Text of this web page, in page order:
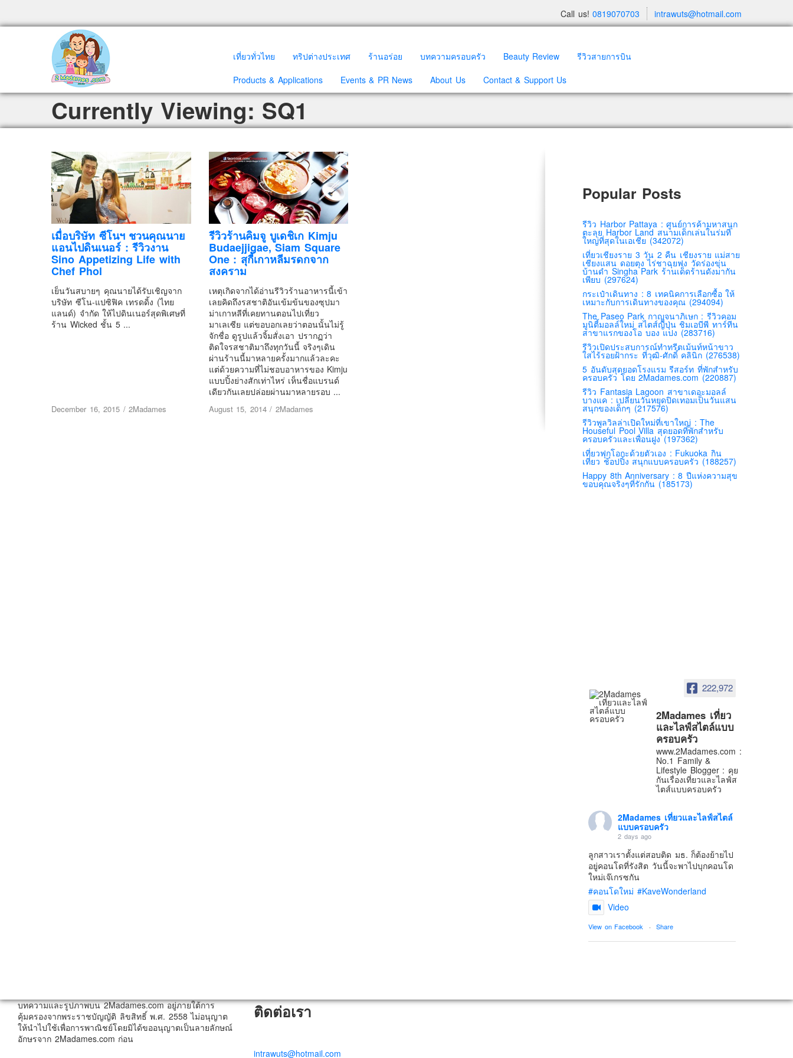
intrawuts@hotmail.com
Call us! 0819070703
เที่ยวทั่วไทย ทริปต่างประเทศ ร้านอร่อย บทความครอบครัว Beauty Review
รีวิวสายการบิน
Products & Applications
Events & PR News About Us Contact & Support Us
Currently Viewing: SQ1
เมื่อบริษัท ซีโนฯ ชวนคุณนาย
แอนไปดินเนอร์ : รีวิวงาน
Sino Appetizing Life with
Chef Phol
เย็นวันสบายๆ คุณนายได้รับเชิญจาก
บริษัท ซีโน-แปซิฟิค เทรดดิ้ง (ไทย
แลนด์) จำกัด ให้ไปดินเนอร์สุดพิเศษที่
ร้าน Wicked ชั้น 5 ...
December 16, 2015 / 2Madames
รีวิวร้านคิมจู บูเดชิเก Kimju
Budaejjigae, Siam Square
One : สุกี้เกาหลีมรดกจาก
สงคราม
เหตุเกิดจากได้อ่านรีวิวร้านอาหารนี้เข้า
เลยคิดถึงรสชาติอันเข้มข้นของซุปมา
ม่าเกาหลีที่เคยทานตอนไปเที่ยว
มาเลเซีย แต่ขอบอกเลยว่าตอนนั้นไม่รู้
จักชื่อ ดูรูปแล้วจิ้มสั่งเอา ปรากฏว่า
ติดใจรสชาติมาถึงทุกวันนี้ จริงๆเดิน
ผ่านร้านนี้มาหลายครั้งมากแล้วละคะ
แต่ด้วยความที่ไม่ชอบอาหารของ Kimju
แบบปิ้งย่างสักเท่าไหร่ เห็นชื่อแบรนด์
เดียวกันเลยปล่อยผ่านมาหลายรอบ ...
August 15, 2014/ 2Madames
Popular Posts
รีวิว Harbor Pattaya : ศูนย์การค้ามหาสนุก
ตะลุย Harbor Land สนามเด็กเล่นในร่มที่
ใหญ่ที่สุดในเอเชีย (342072)
เที่ยวเชียงราย 3 วัน 2 คืน เชียงราย แม่สาย
เชียงแสน ดอยตุง ไร่ชาฉุยฟง วัดร่องขุ่น
บ้านดำ Singha Park ร้านเด็ดร้านดังมากัน
เพียบ (297624)
กระเป๋าเดินทาง : 8 เทคนิคการเลือกซื้อ ให้
เหมาะกับการเดินทางของคุณ (294094)
The Paseo Park กาญจนาภิเษก : รีวิวคอม
มูนิตี้มอลล์ใหม่ สไตส์ญี่ปุ่น ชิมเอบีพี ทาร์ทีน
สาขาแรกของโอ บอง แปง (283716)
รีวิวเปิดประสบการณ์ทำทรีตเม้นท์หน้าขาว
ใสไร้รอยฝ้ากระ ที่วุฒิ-ศักดิ์ คลินิก (276538)
5 อันดับสุดยอดโรงแรม รีสอร์ท ที่พักสำหรับ
ครอบครัว โดย 2Madames.com (220887)
รีวิว Fantasia Lagoon สาขาเดอะมอลล์
บางแค : เปลี่ยนวันหยุดปิดเทอมเป็นวันแสน
สนุกของเด็กๆ (217576)
รีวิวพูลวิลล่าเปิดใหม่ที่เขาใหญ่ : The
Houseful Pool Villa สุดยอดที่พักสำหรับ
ครอบครัวและเพื่อนฝูง (197362)
เที่ยวฟุกุโอกะด้วยตัวเอง : Fukuoka กิน
เที่ยว ช้อปปิ้ง สนุกแบบครอบครัว (188257)
Happy 8th Anniversary : 8 ปีแห่งความสุข
ขอบคุณจริงๆที่รักกัน (185173)
222,972
2Madames เที่ยว
และไลฟ์สไตล์แบบ
ครอบครัว
www.2Madames.com :
No.1 Family &
Lifestyle Blogger : คุย
กันเรื่องเที่ยวและไลฟ์ส
ไตส์แบบครอบครัว
2Madames เที่ยวและไลฟ์สไตล์
แบบครอบครัว
2 days ago
ลูกสาวเราตั้งแต่สอบติด มธ. ก็ต้องย้ายไป
อยู่คอนโดที่รังสิต วันนี้จะพาไปบุกคอนโด
ใหม่เจ๊เกรซกัน
#คอนโดใหม่ #KaveWonderland
Video
View on Facebook · Share
ดิสนี่ย์แลนด์ไม่ปิดไม่กลับ
บทความและรูปภาพบน 2Madames.com อยู่ภายใต้การ
คุ้มครองจากพระราชบัญญัติ ลิขสิทธิ์ พ.ศ. 2558 ไม่อนุญาต
ให้นำไปใช้เพื่อการพาณิชย์โดยมิได้ขออนุญาตเป็นลายลักษณ์
อักษรจาก 2Madames.com ก่อน
ติดต่อเรา
intrawuts@hotmail.com